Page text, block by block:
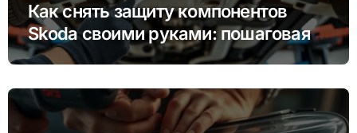
Как снять защиту компонентов
Skoda своими руками: пошаговая
инструкция для Rapid, Octavia и